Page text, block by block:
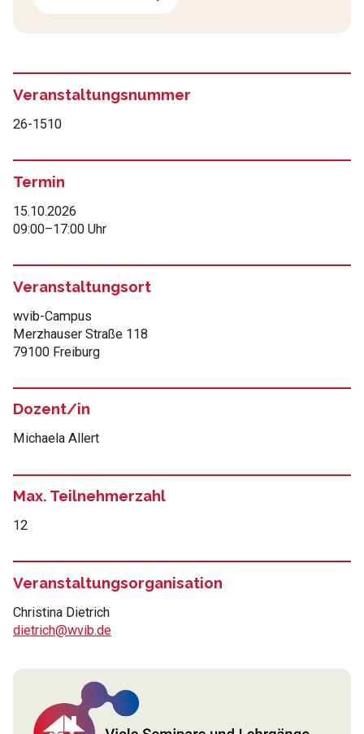
Veranstaltungsnummer
26-1510
Termin
15.10.2026
09:00–17:00 Uhr
Veranstaltungsort
wvib-Campus
Merzhauser Straße 118
79100 Freiburg
Dozent/in
Michaela Allert
Max. Teilnehmerzahl
12
Veranstaltungsorganisation
Christina Dietrich
dietrich@wvib.de